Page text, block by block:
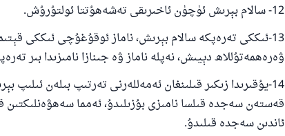
12- سالام بېرىش ئۈچۈن ئاخىرىقى تەشەھۇتتا ئولتۇرۇش.
13-ئىككى تەرەپكە سالام بېرىش، ناماز ئوقۇغۇچى ئىككى
ۋەرەھمەتۇللاھ دېيىش، نەپلە ناماز ۋە جىنازا نامىزىدا بىر
14-يۇقىرىدا زىكىر قىلىنغان ئەمەللەرنى تەرتىپ بىلەن ئىلىپ
قەستەن سەجدە قىلسا نامىزى بۇزىلىدۇ، ئەمما سەھۋەنلىكتىن
ئاندىن سەجدە قىلىدۇ.